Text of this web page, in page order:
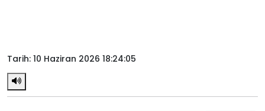
Tarih: 10 Haziran 2026 18:24:05